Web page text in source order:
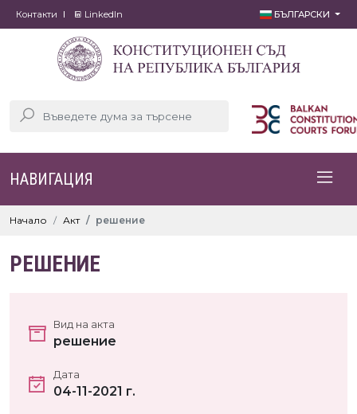
Контакти LinkedIn БЪЛГАРСКИ
НАВИГАЦИЯ
Начало Акт решение
РЕШЕНИЕ
Вид на акта
решение
Дата
04-11-2021 г.